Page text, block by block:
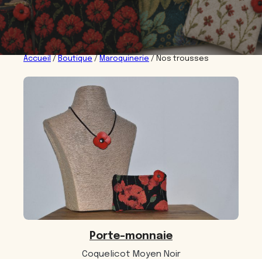
Accueil / Boutique / Maroquinerie / Nos trousses
Porte-monnaie
Coquelicot Moyen Noir